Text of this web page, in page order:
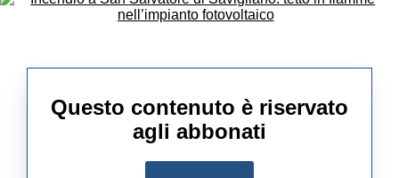
Questo contenuto è riservato
agli abbonati